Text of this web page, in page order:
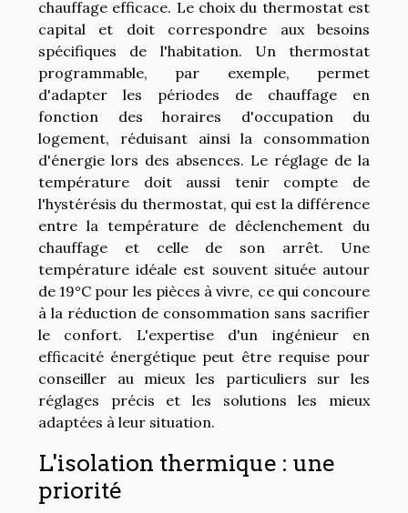
chauffage efficace. Le choix du thermostat est
capital et doit correspondre aux besoins
spécifiques de l'habitation. Un thermostat
programmable, par exemple, permet
d'adapter les périodes de chauffage en
fonction des horaires d'occupation du
logement, réduisant ainsi la consommation
d'énergie lors des absences. Le réglage de la
température doit aussi tenir compte de
l'hystérésis du thermostat, qui est la différence
entre la température de déclenchement du
chauffage et celle de son arrêt. Une
température idéale est souvent située autour
de 19°C pour les pièces à vivre, ce qui concoure
à la réduction de consommation sans sacrifier
le confort. L'expertise d'un ingénieur en
efficacité énergétique peut être requise pour
conseiller au mieux les particuliers sur les
réglages précis et les solutions les mieux
adaptées à leur situation.
L'isolation thermique : une
priorité